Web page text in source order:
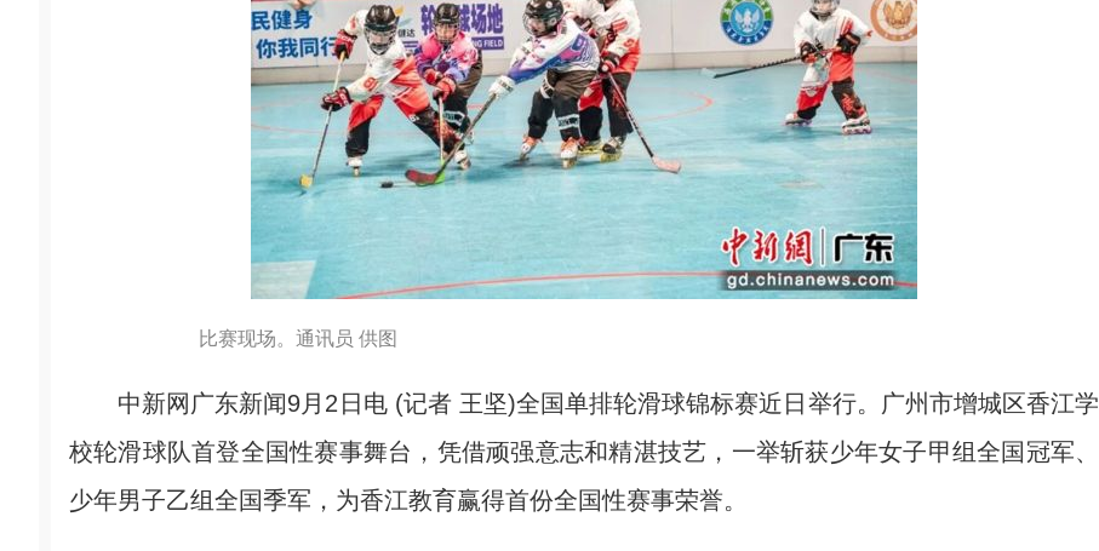
比赛现场。通讯员 供图
中新网广东新闻9月2日电 (记者 王坚)全国单排轮滑球锦标赛近日举行。广州市增城区香江学
校轮滑球队首登全国性赛事舞台，凭借顽强意志和精湛技艺，一举斩获少年女子甲组全国冠军、
少年男子乙组全国季军，为香江教育赢得首份全国性赛事荣誉。